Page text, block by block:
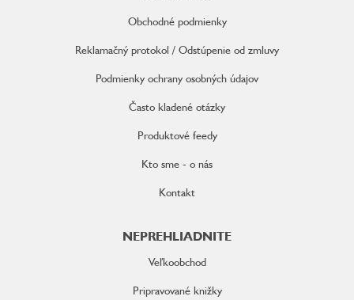
Obchodné podmienky
Reklamačný protokol / Odstúpenie od zmluvy
Podmienky ochrany osobných údajov
Často kladené otázky
Produktové feedy
Kto sme - o nás
Kontakt
NEPREHLIADNITE
Veľkoobchod
Pripravované knižky